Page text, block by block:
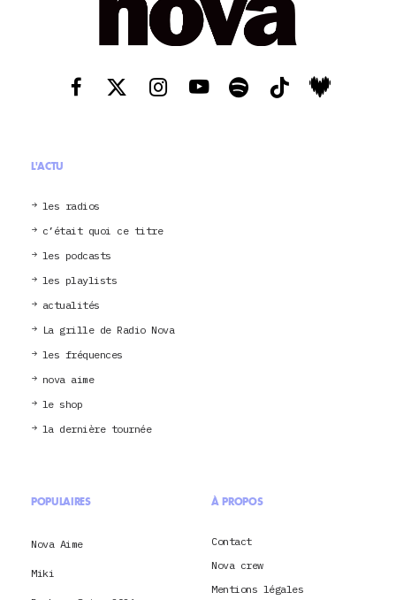
L'ACTU
les radios
c’était quoi ce titre
les podcasts
les playlists
actualités
La grille de Radio Nova
les fréquences
nova aime
le shop
la dernière tournée
POPULAIRES
Nova Aime
Miki
À PROPOS
Contact
Nova crew
Mentions légales